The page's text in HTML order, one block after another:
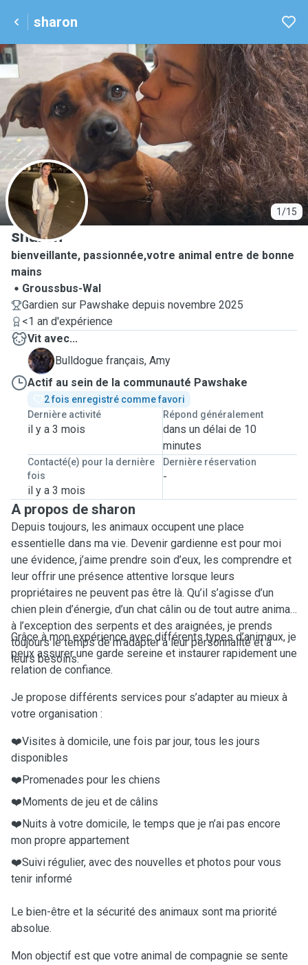
sharon
1/15
S
sharon
bienveillante, passionnée,votre animal entre de bonne
mains
Groussbus-Wal
Gardien sur Pawshake depuis novembre 2025
<1 an d'expérience
Vit avec...
A
Bulldogue français, Amy
Actif au sein de la communauté Pawshake
2 fois enregistré comme favori
Dernière activité
il y a 3 mois
Répond généralement
dans un délai de 10
minutes
Contacté(e) pour la dernière
fois
il y a 3 mois
Dernière réservation
-
A propos de sharon
Depuis toujours, les animaux occupent une place
essentielle dans ma vie. Devenir gardienne est pour moi
une évidence, j’aime prendre soin d’eux, les comprendre et
leur offrir une présence attentive lorsque leurs
propriétaires ne peuvent pas être là. Qu’il s’agisse d’un
chien plein d’énergie, d’un chat câlin ou de tout autre animal,
à l’exception des serpents et des araignées, je prends
toujours le temps de m’adapter à leur personnalité et à
leurs besoins.
Grâce à mon expérience avec différents types d’animaux, je
peux assurer une garde sereine et instaurer rapidement une
relation de confiance.
Je propose différents services pour s’adapter au mieux à
votre organisation :
❤️Visites à domicile, une fois par jour, tous les jours
disponibles
❤️Promenades pour les chiens
❤️Moments de jeu et de câlins
❤️Nuits à votre domicile, le temps que je n’ai pas encore
mon propre appartement
❤️Suivi régulier, avec des nouvelles et photos pour vous
tenir informé
Le bien-être et la sécurité des animaux sont ma priorité
absolue.
Mon objectif est que votre animal de compagnie se sente